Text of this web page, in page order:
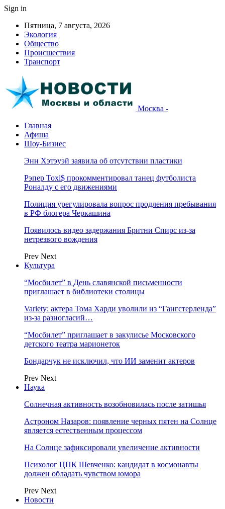
Sign in
Пятница, 7 августа, 2026
Экология
Общество
Происшествия
Транспорт
Москва -
Главная
Афиша
Шоу-Бизнес
Энн Хэтэуэй заявила об отсутствии пластики
Рэпер Toxi$ прокомментировал танец футболиста
Роналду с его движениями
Полиция урегулировала вопрос продления пребывания
в РФ блогера Черкашина
Появилось видео задержания Бритни Спирс из-за
нетрезвого вождения
Prev Next
Культура
“Мосбилет” в День славянской письменности
приглашает в библиотеки столицы
Variety: актера Тома Харди уволили из “Гангстерленда”
из-за разногласий…
“Мосбилет” приглашает в закулисье Московского
детского театра марионеток
Бондарчук не исключил, что ИИ заменит актеров
Prev Next
Наука
Солнечная активность возобновилась после затишья
Астроном Назаров: появление черных пятен на Солнце
является естественным процессом
На Солнце зафиксировали увеличение активности
Психолог ЦПК Шевченко: кандидат в космонавты
должен обладать чувством юмора
Prev Next
Новости